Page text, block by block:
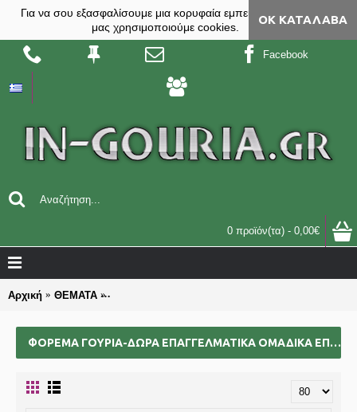
Για να σου εξασφαλίσουμε μια κορυφαία εμπειρία, στο site
μας χρησιμοποιούμε cookies.
ΟΚ ΚΑΤΆΛΑΒΑ
Facebook
0 προϊόν(τα) - 0,00€
Αρχική ΘΕΜΑΤΑ ΦΟΡΕΜΑ γούρια-δώρα επαγγελματικά ομαδικά
ΦΟΡΕΜΑ ΓΟΎΡΙΑ-ΔΏΡΑ ΕΠΑΓΓΕΛΜΑΤΙΚΆ ΟΜΑΔΙΚΆ ΕΠΙΧΕΙΡΗΜΑΤΙΚΆ ΓΙΑ BAZZAR ΣΧΟΛΕΊΑ ΣΥΛΛΌΓΟΥΣ 2025